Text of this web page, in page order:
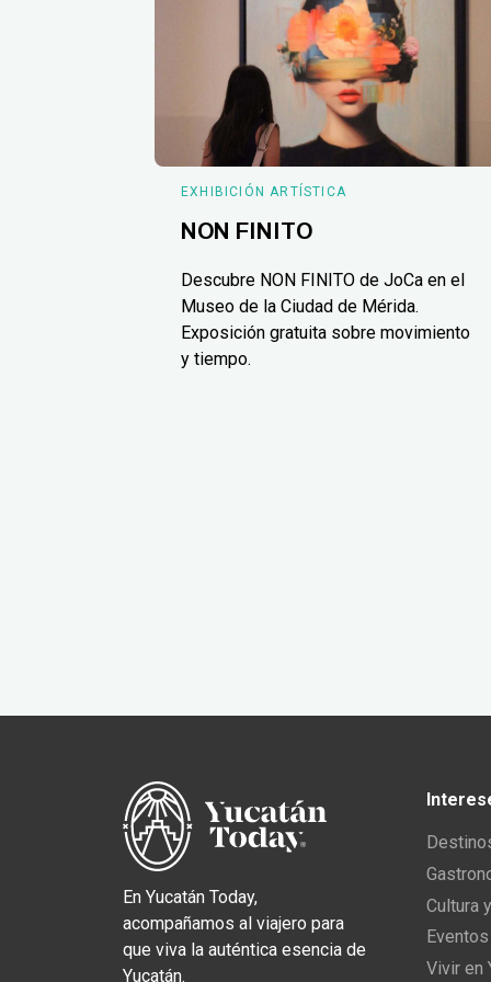
EXHIBICIÓN ARTÍSTICA
NON FINITO
Descubre NON FINITO de JoCa en el
Museo de la Ciudad de Mérida.
Exposición gratuita sobre movimiento
y tiempo.
En Yucatán Today,
acompañamos al viajero para
que viva la auténtica esencia de
Yucatán.
Cultura
Vivir en